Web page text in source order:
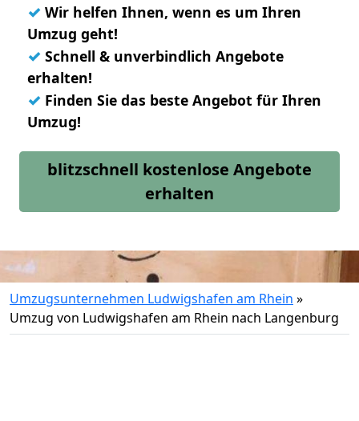
✓ Wir helfen Ihnen, wenn es um Ihren
Umzug geht!
✓ Schnell & unverbindlich Angebote
erhalten!
✓ Finden Sie das beste Angebot für Ihren
Umzug!
blitzschnell kostenlose Angebote
erhalten
Umzugsunternehmen Ludwigshafen am Rhein »
Umzug von Ludwigshafen am Rhein nach Langenburg